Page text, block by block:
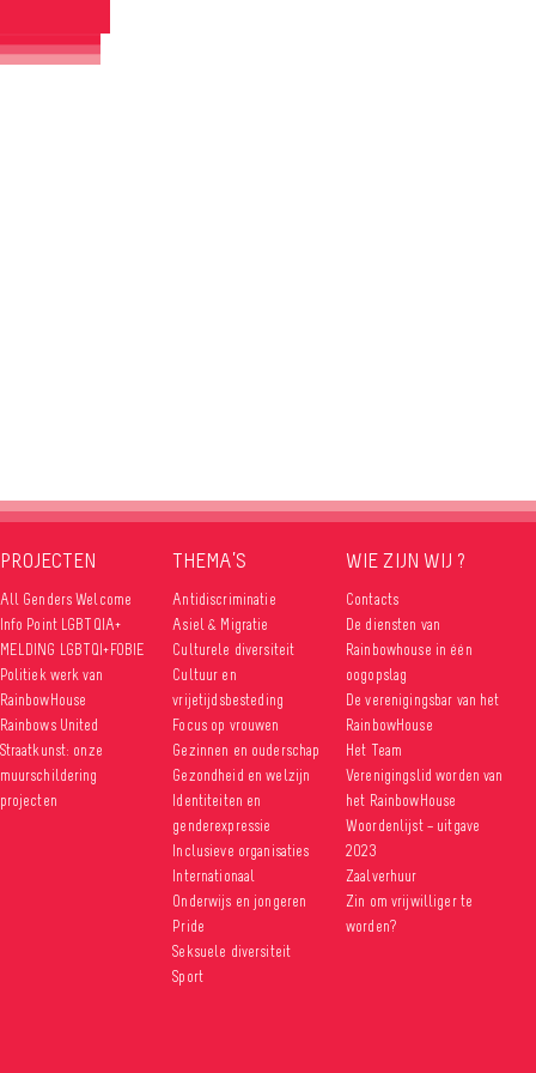
PROJECTEN
All Genders Welcome
Info Point LGBTQIA+
MELDING LGBTQI+FOBIE
Politiek werk van
RainbowHouse
Rainbows United
Straatkunst: onze
muurschildering
projecten
THEMA’S
Antidiscriminatie
Asiel & Migratie
Culturele diversiteit
Cultuur en
vrijetijdsbesteding
Focus op vrouwen
Gezinnen en ouderschap
Gezondheid en welzijn
Identiteiten en
genderexpressie
Inclusieve organisaties
Internationaal
Onderwijs en jongeren
Pride
Seksuele diversiteit
Sport
WIE ZIJN WIJ ?
Contacts
De diensten van
Rainbowhouse in één
oogopslag
De verenigingsbar van het
RainbowHouse
Het Team
Verenigingslid worden van
het RainbowHouse
Woordenlijst – uitgave
2023
Zaalverhuur
Zin om vrijwilliger te
worden?